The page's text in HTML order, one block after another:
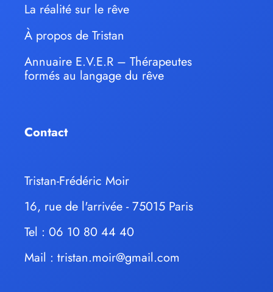
La réalité sur le rêve
À propos de Tristan
Annuaire E.V.E.R – Thérapeutes
formés au langage du rêve
Contact
Tristan-Frédéric Moir
16, rue de l'arrivée - 75015 Paris
Tel : 06 10 80 44 40
Mail : tristan.moir@gmail.com